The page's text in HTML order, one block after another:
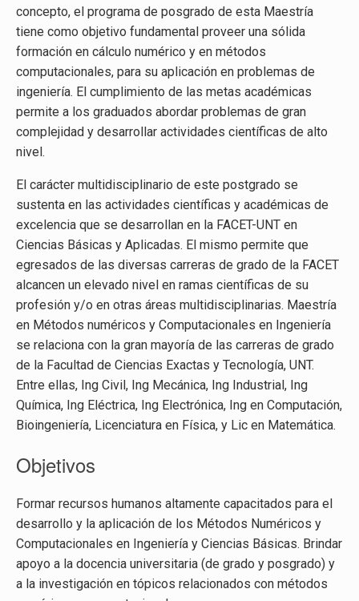
concepto, el programa de posgrado de esta Maestría
tiene como objetivo fundamental proveer una sólida
formación en cálculo numérico y en métodos
computacionales, para su aplicación en problemas de
ingeniería. El cumplimiento de las metas académicas
permite a los graduados abordar problemas de gran
complejidad y desarrollar actividades científicas de alto
nivel.
El carácter multidisciplinario de este postgrado se
sustenta en las actividades científicas y académicas de
excelencia que se desarrollan en la FACET-UNT en
Ciencias Básicas y Aplicadas. El mismo permite que
egresados de las diversas carreras de grado de la FACET
alcancen un elevado nivel en ramas científicas de su
profesión y/o en otras áreas multidisciplinarias. Maestría
en Métodos numéricos y Computacionales en Ingeniería
se relaciona con la gran mayoría de las carreras de grado
de la Facultad de Ciencias Exactas y Tecnología, UNT.
Entre ellas, Ing Civil, Ing Mecánica, Ing Industrial, Ing
Química, Ing Eléctrica, Ing Electrónica, Ing en Computación,
Bioingeniería, Licenciatura en Física, y Lic en Matemática.
Objetivos
Formar recursos humanos altamente capacitados para el
desarrollo y la aplicación de los Métodos Numéricos y
Computacionales en Ingeniería y Ciencias Básicas. Brindar
apoyo a la docencia universitaria (de grado y posgrado) y
a la investigación en tópicos relacionados con métodos